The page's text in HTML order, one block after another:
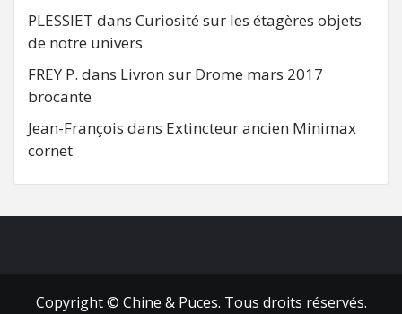
PLESSIET dans Curiosité sur les étagères objets
de notre univers
FREY P. dans Livron sur Drome mars 2017
brocante
Jean-François dans Extincteur ancien Minimax
cornet
Copyright © Chine & Puces. Tous droits réservés.